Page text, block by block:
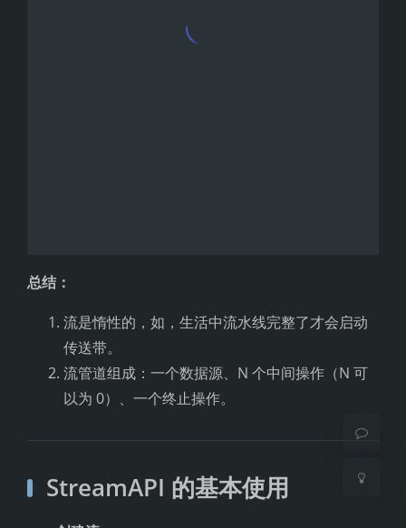
夜间模式
总结：
流是惰性的，如，生活中流水线完整了才会启动
传送带。
流管道组成：一个数据源、N 个中间操作（N 可
以为 0）、一个终止操作。
StreamAPI 的基本使用